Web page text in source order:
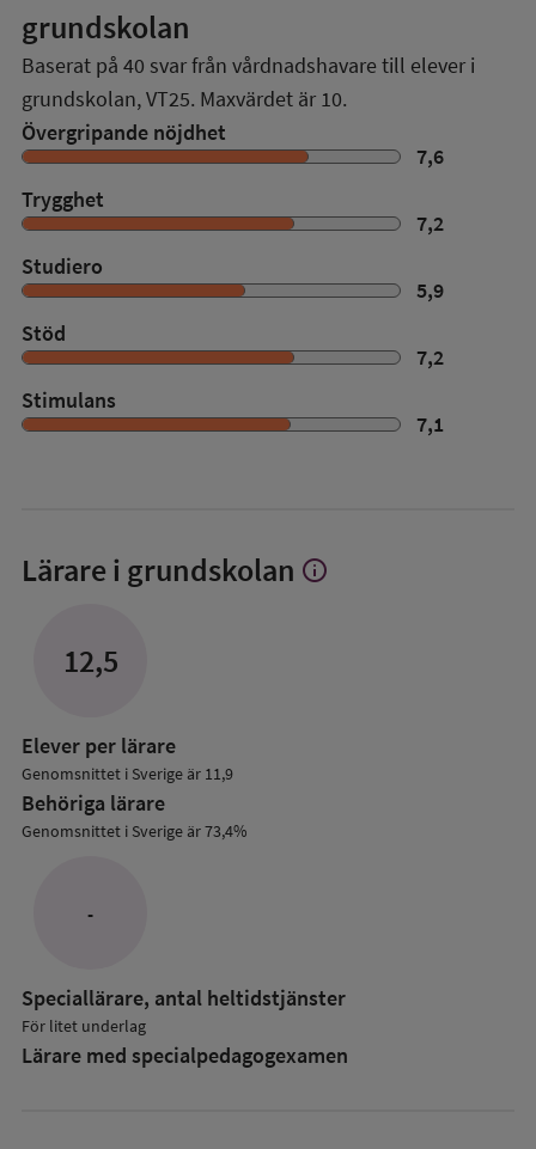
grundskolan
Baserat på 40 svar från vårdnadshavare till elever i
grundskolan,VT25. Maxvärdet är 10.
Övergripande nöjdhet
7,6
Trygghet
7,2
Studiero
5,9
Stöd
7,2
Stimulans
7,1
Lärare i grundskolan Visa
info
12,5
Elever per lärare
Genomsnittet i Sverige är 11,9
Behöriga lärare
Genomsnittet i Sverige är 73,4%
-
Speciallärare, antal heltidstjänster
För litet underlag
Lärare med specialpedagog­examen